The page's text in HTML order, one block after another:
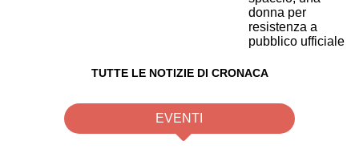
TUTTE LE NOTIZIE DI CRONACA
EVENTI